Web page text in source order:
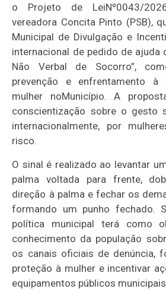
o Projeto de LeiNº0043/
vereadora Concita Pinto (PSB),
Municipal de Divulgação e
internacional de pedido de ajuda
Não Verbal de Socorro”,
prevenção e enfrentamento à
mulher noMunicípio. A
conscientização sobre o gesto
internacionalmente, por
risco.
O sinal é realizado ao levantar
palma voltada para frente,
direção à palma e fechar os
formando um punho fechado.
política municipal terá como
conhecimento da população
os canais oficiais de denúncia,
proteção à mulher e incentivar
equipamentos públicos